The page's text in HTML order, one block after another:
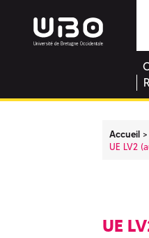
Accueil
UE LV2
UE